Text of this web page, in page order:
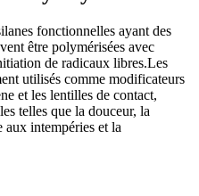
fonctionnelles ayant des
être polymérisées avec
de radicaux libres.Les
utilisés comme modificateurs
et les lentilles de contact,
telles que la douceur, la
aux intempéries et la